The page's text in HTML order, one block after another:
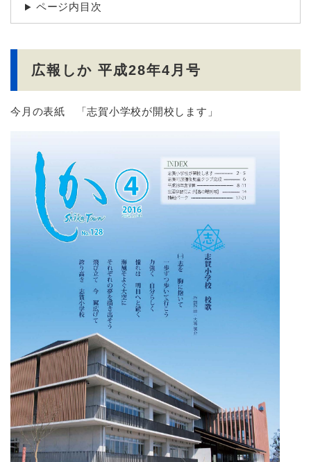
ページ内目次
広報しか 平成28年4月号
今月の表紙 「志賀小学校が開校します」